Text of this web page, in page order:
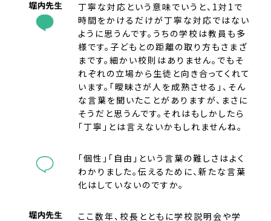
丁寧な対応という意味でいうと、1対1で
時間をかけるだけが丁寧な対応ではない
ように思うんです。うちの学校は教員も多
様です。子どもとの距離の取り方もさまざ
まです。細かい校則はありません。でもそ
れぞれの立場から生徒と向き合ってくれて
います。「曖昧さが人を成熟させる」、そん
な言葉を聞いたことがありますが、まさに
そうだと思うんです。それはもしかしたら
「丁寧」とは言えないかもしれませんね。
「個性」「自由」という言葉の難しさはよく
わかりました。伝えるために、新たな言葉
化はしていないのですか。
ここ数年、校長とともに学校説明会や学